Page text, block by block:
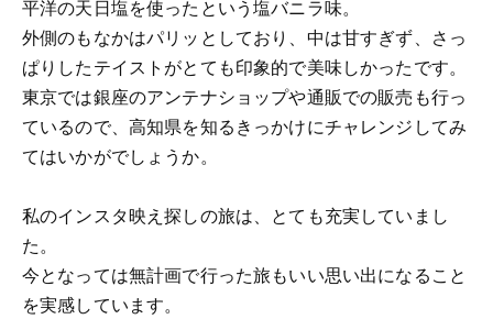
平洋の天日塩を使ったという塩バニラ味。
外側のもなかはパリッとしており、中は甘すぎず、さっ
ぱりしたテイストがとても印象的で美味しかったです。
東京では銀座のアンテナショップや通販での販売も行っ
ているので、高知県を知るきっかけにチャレンジしてみ
てはいかがでしょうか。
私のインスタ映え探しの旅は、とても充実していまし
た。
今となっては無計画で行った旅もいい思い出になること
を実感しています。